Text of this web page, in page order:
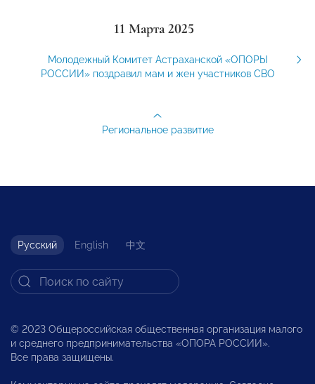
11 Марта 2025
Молодежный Комитет Астраханской «ОПОРЫ
РОССИИ» поздравил мам и жен участников СВО
Региональное развитие
Русский English 中文
© 2023 Общероссийская общественная организация малого
и среднего предпринимательства «ОПОРА РОССИИ».
Все права защищены.